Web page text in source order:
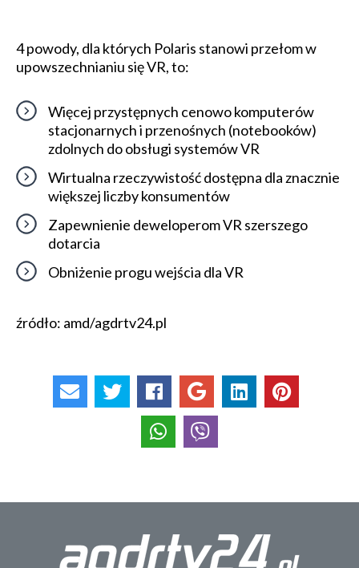
4 powody, dla których Polaris stanowi przełom w
upowszechnianiu się VR, to:
Więcej przystępnych cenowo komputerów
stacjonarnych i przenośnych (notebooków)
zdolnych do obsługi systemów VR
Wirtualna rzeczywistość dostępna dla znacznie
większej liczby konsumentów
Zapewnienie deweloperom VR szerszego
dotarcia
Obniżenie progu wejścia dla VR
źródło: amd/agdrtv24.pl